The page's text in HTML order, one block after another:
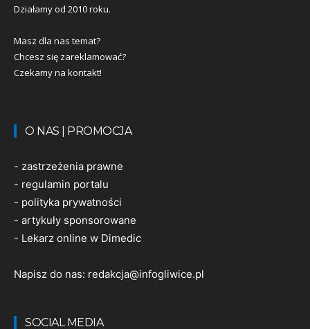
Działamy od 2010 roku.
Masz dla nas temat?
Chcesz się zareklamować?
Czekamy na kontakt!
O NAS | PROMOCJA
- zastrzeżenia prawne
- regulamin portalu
- polityka prywatności
- artykuły sponsorowane
- Lekarz online w Dimedic
Napisz do nas: redakcja@infogliwice.pl
SOCIAL MEDIA